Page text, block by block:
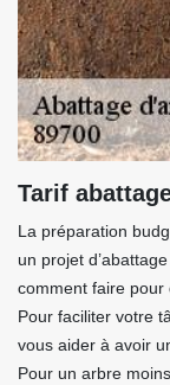
Tarif
La préparation
un projet
comment faire pour
Pour faciliter votre
vous aider à avoir
Pour un arbre